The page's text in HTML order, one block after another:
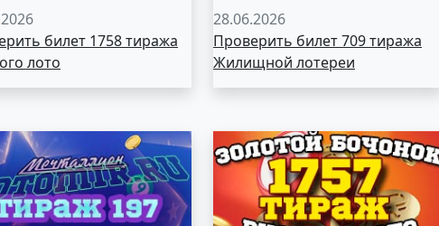
билет 1758 тиража
лото
28.06.2026
Проверить билет 709 тиража
Жилищной лотереи